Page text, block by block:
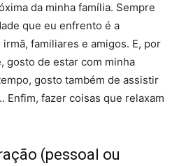
da minha família. Sempre
que eu enfrento é a
familiares e amigos. E, por
gosto de estar com minha
gosto também de assistir
Enfim, fazer coisas que relaxam
(pessoal ou